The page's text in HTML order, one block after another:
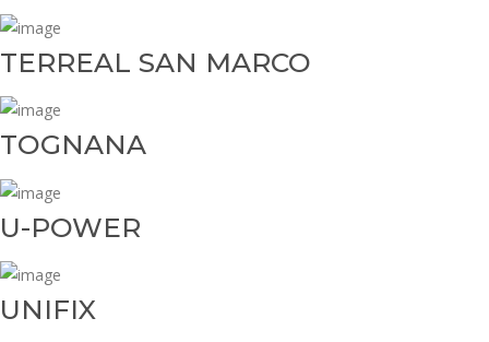
TERREAL SAN MARCO
TOGNANA
U-POWER
UNIFIX